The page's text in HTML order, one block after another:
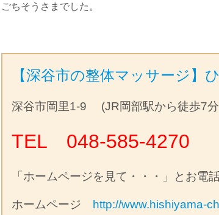
ごちそうさまでした。
【深谷市の整体マッサージ】
深谷市岡里1-9 (JR岡部駅から徒歩7分
TEL 048-585-4270
「ホームページを見て・・・」とお電
ホームページ http://www.hishiyama-